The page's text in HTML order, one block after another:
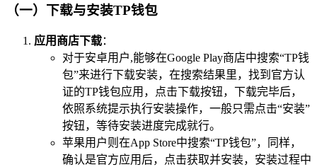
（一）下载与安装TP钱包
应用商店下载：
对于安卓用户,能够在Google Play商店中搜索“TP钱
包”来进行下载安装，在搜索结果里，找到官方认
证的TP钱包应用，点击下载按钮，下载完毕后，
依照系统提示执行安装操作，一般只需点击“安装”
按钮，等待安装进度完成就行。
苹果用户则在App Store中搜索“TP钱包”，同样，
确认是官方应用后，点击获取并安装，安装过程中